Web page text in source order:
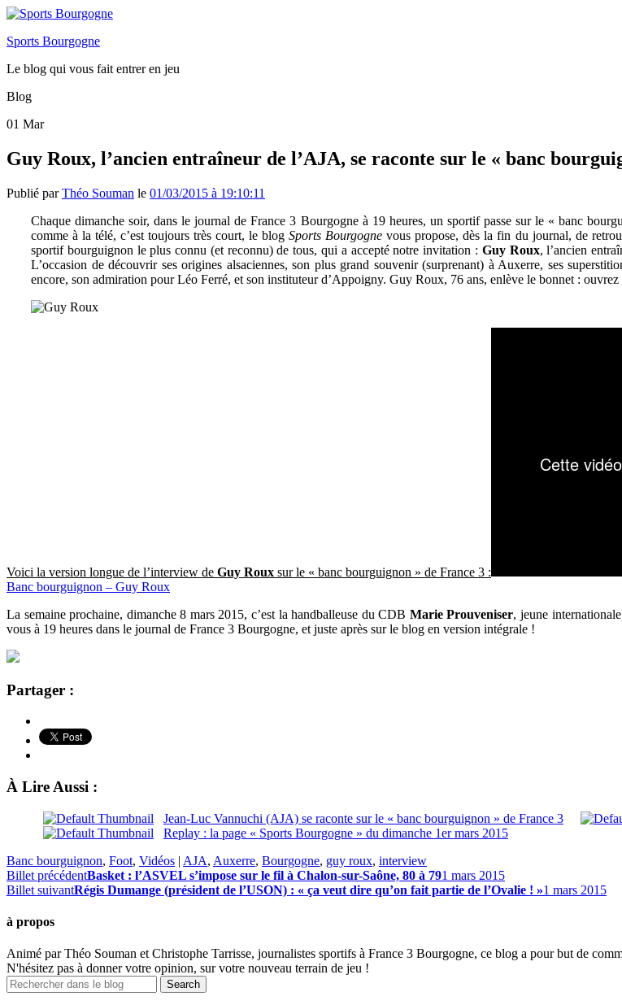
Sports Bourgogne
Le blog qui vous fait entrer en jeu
Blog
01 Mar
Guy Roux, l’ancien entraîneur de l’AJA, se raconte sur le « banc
Publié parThéo Souman le 01/03/2015 à 19:10:11
Chaque dimanche soir, dans le journal de France 3 Bourgogne à 19 heures, un sportif passe sur le « banc
comme à la télé, c’est toujours très court, le blogSports Bourgogne vous propose, dès la fin du journal, de
sportif bourguignon le plus connu (et reconnu) de tous, qui a accepté notre invitation : Guy Roux, l’ancien
L’occasion de découvrir ses origines alsaciennes, son plus grand souvenir (surprenant) à Auxerre, ses
encore, son admiration pour Léo Ferré, et son instituteur d’Appoigny. Guy Roux, 76 ans, enlève le bonnet : ouvrez
Voici la version longue de l’interview de Guy Roux sur le « banc bourguignon » de France 3 :
Banc bourguignon – Guy Roux
La semaine prochaine, dimanche 8 mars 2015, c’est la handballeuse du CDB Marie Prouveniser, jeune
vous à 19 heures dans le journal de France 3 Bourgogne, et juste après sur le blog en version intégrale !
Partager :
À Lire Aussi :
Jean-Luc Vannuchi (AJA) se raconte sur le « banc bourguignon » de France 3
Replay : la page « Sports Bourgogne » du dimanche 1er mars 2015
Banc bourguignon, Foot, Vidéos | AJA, Auxerre, Bourgogne, guy roux, interview
Billet précédentBasket : l’ASVEL s’impose sur le fil à Chalon-sur-Saône, 80 à 791 mars 2015
Billet suivantRégis Dumange (président de l’USON) : « ça veut dire qu’on fait partie de l’Ovalie ! »1 mars 2015
à propos
Animé par Théo Souman et Christophe Tarrisse, journalistes sportifs à France 3 Bourgogne, ce blog a pour but de
N'hésitez pas à donner votre opinion, sur votre nouveau terrain de jeu !